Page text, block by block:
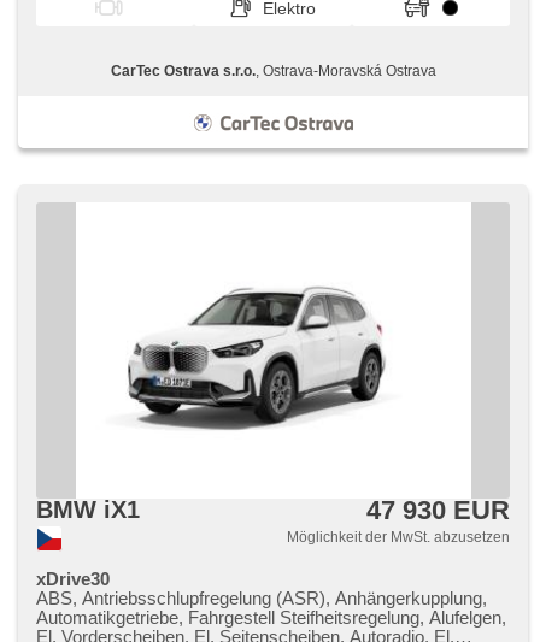
Elektro
CarTec Ostrava s.r.o., Ostrava-Moravská Ostrava
BMW iX1 47 930 EUR
Möglichkeit der MwSt. abzusetzen
xDrive30
ABS, Antriebsschlupfregelung (ASR), Anhängerkupplung,
Automatikgetriebe, Fahrgestell Steifheitsregelung, Alufelgen,
El. Vorderscheiben, El. Seitenscheiben, Autoradio, El.